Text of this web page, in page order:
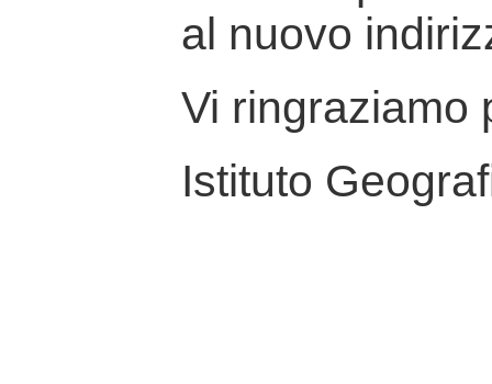
al nuovo
Vi ringraziamo
Istituto